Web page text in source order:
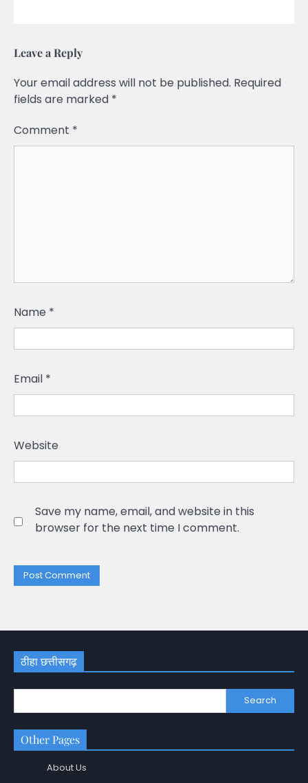
Leave a Reply
Your email address will not be published. Required
fields are marked *
Comment *
Name *
Email *
Website
Save my name, email, and website in this
browser for the next time I comment.
ठीहा छत्तीसगढ़
Search
Other Pages
About Us